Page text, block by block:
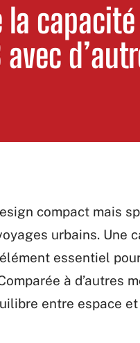
la
compact mais
urbains. Une
essentiel
à d’autres
entre espace